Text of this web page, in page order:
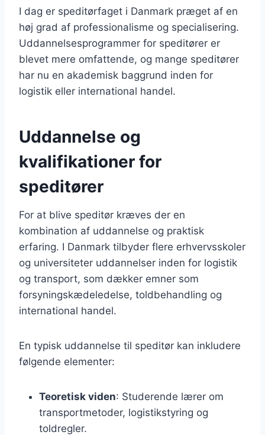
I dag er speditørfaget i Danmark præget af en
høj grad af professionalisme og specialisering.
Uddannelsesprogrammer for speditører er
blevet mere omfattende, og mange speditører
har nu en akademisk baggrund inden for
logistik eller international handel.
Uddannelse og
kvalifikationer for
speditører
For at blive speditør kræves der en
kombination af uddannelse og praktisk
erfaring. I Danmark tilbyder flere erhvervsskoler
og universiteter uddannelser inden for logistik
og transport, som dækker emner som
forsyningskædeledelse, toldbehandling og
international handel.
En typisk uddannelse til speditør kan inkludere
følgende elementer:
Teoretisk viden: Studerende lærer om
transportmetoder, logistikstyring og
toldregler.